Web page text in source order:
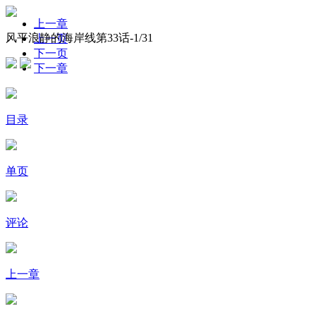
风平浪静的海岸线第33话-1/31
上一章
上一页
下一页
下一章
目录
单页
评论
上一章